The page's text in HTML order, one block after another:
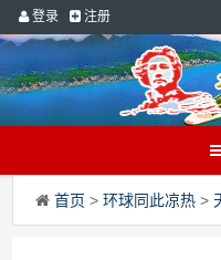
登录 注册
首页 >环球同此凉热 >